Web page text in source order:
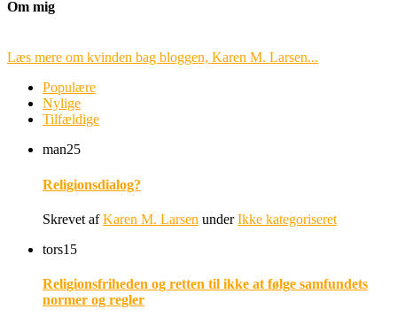
Om mig
Læs mere om kvinden bag bloggen, Karen M. Larsen...
Populære
Nylige
Tilfældige
man25
Religionsdialog?
Skrevet afKaren M. Larsen underIkke kategoriseret
tors15
Religionsfriheden og retten til ikke at følge samfundets
normer og regler